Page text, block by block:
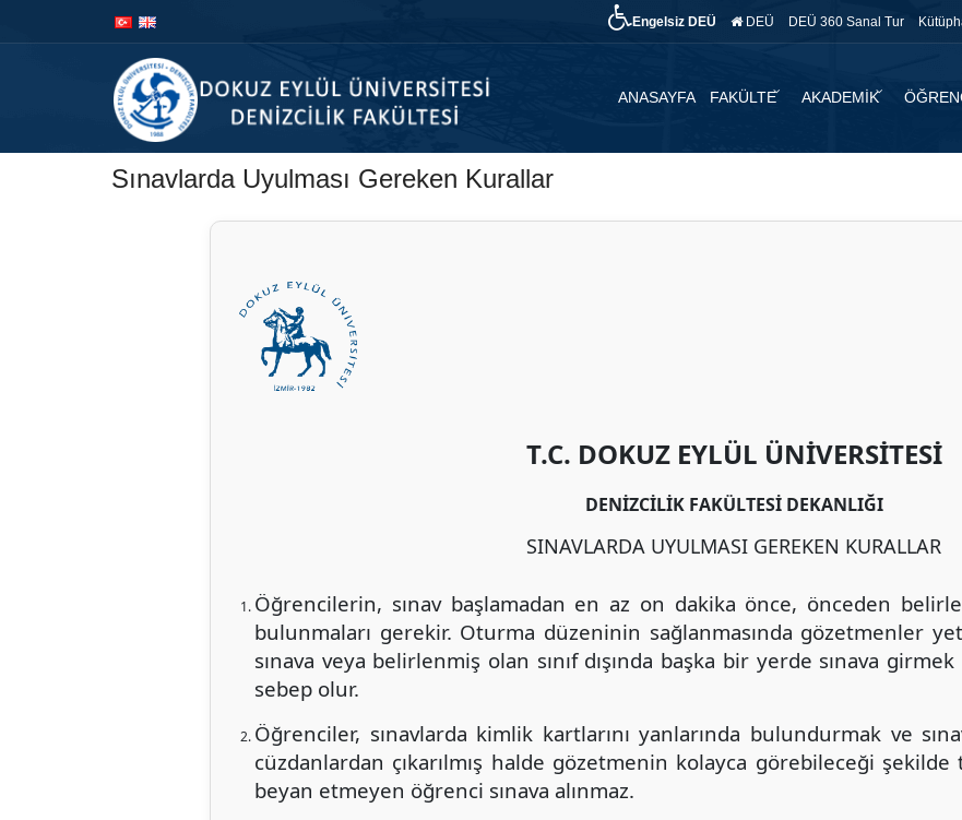
Engelsiz DEÜ DEÜ DEÜ 360 Sanal Tur
ANASAYFA FAKÜLTE AKADEMİK
Sınavlarda Uyulması Gereken Kurallar
T.C. DOKUZ EYLÜL ÜNİVERSİTESİ
DENİZCİLİK FAKÜLTESİ DEKANLIĞI
SINAVLARDA UYULMASI GEREKEN KURALLAR
Öğrencilerin, sınav başlamadan en az on dakika önce, önceden
bulunmaları gerekir. Oturma düzeninin sağlanmasında gözetmenler
sınava veya belirlenmiş olan sınıf dışında başka bir yerde sınava girmek
sebep olur.
Öğrenciler, sınavlarda kimlik kartlarını yanlarında bulundurmak ve
cüzdanlardan çıkarılmış halde gözetmenin kolayca görebileceği
beyan etmeyen öğrenci sınava alınmaz.